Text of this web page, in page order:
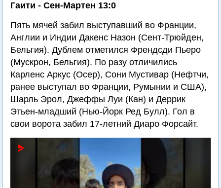
Гаити - Сен-Мартен 13:0
Пять мячей забил выступавший во Франции,
Англии и Индии Дакенс Назон (Сент-Трюйден,
Бельгия). Дублем отметился Френдсди Пьеро
(Мускрон, Бельгия). По разу отличились
Карленс Аркус (Осер), Сони Мустивар (Нефтчи,
ранее выступал во Франции, Румынии и США),
Шарль Эрол, Джеффы Луи (Кан) и Деррик
Этьен-младший (Нью-Йорк Ред Булл). Гол в
свои ворота забил 17-летний Диаро Форсайт.